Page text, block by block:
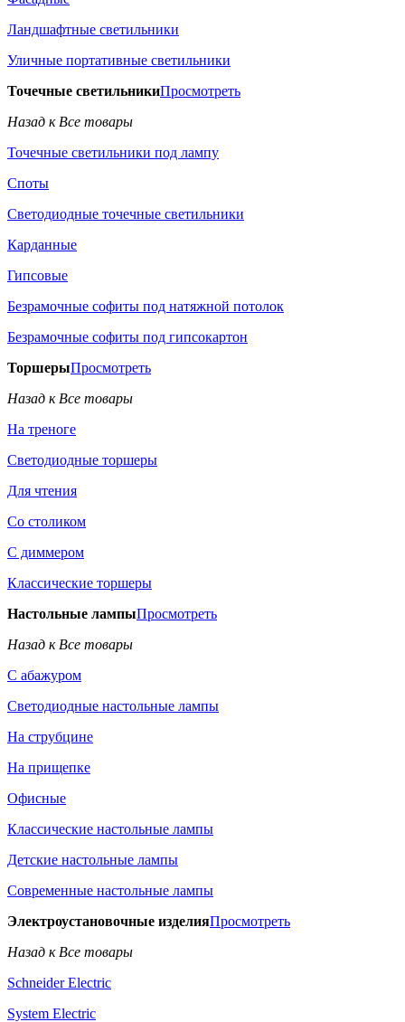
Ландшафтные светильники
Уличные портативные светильники
Точечные светильникиПросмотреть
Назад к Все товары
Точечные светильники под лампу
Споты
Светодиодные точечные светильники
Карданные
Гипсовые
Безрамочные софиты под натяжной потолок
Безрамочные софиты под гипсокартон
ТоршерыПросмотреть
Назад к Все товары
На треноге
Светодиодные торшеры
Для чтения
Со столиком
С диммером
Классические торшеры
Настольные лампыПросмотреть
Назад к Все товары
С абажуром
Светодиодные настольные лампы
На струбцине
На прищепке
Офисные
Классические настольные лампы
Детские настольные лампы
Современные настольные лампы
Электроустановочные изделияПросмотреть
Назад к Все товары
Schneider Electric
System Electric